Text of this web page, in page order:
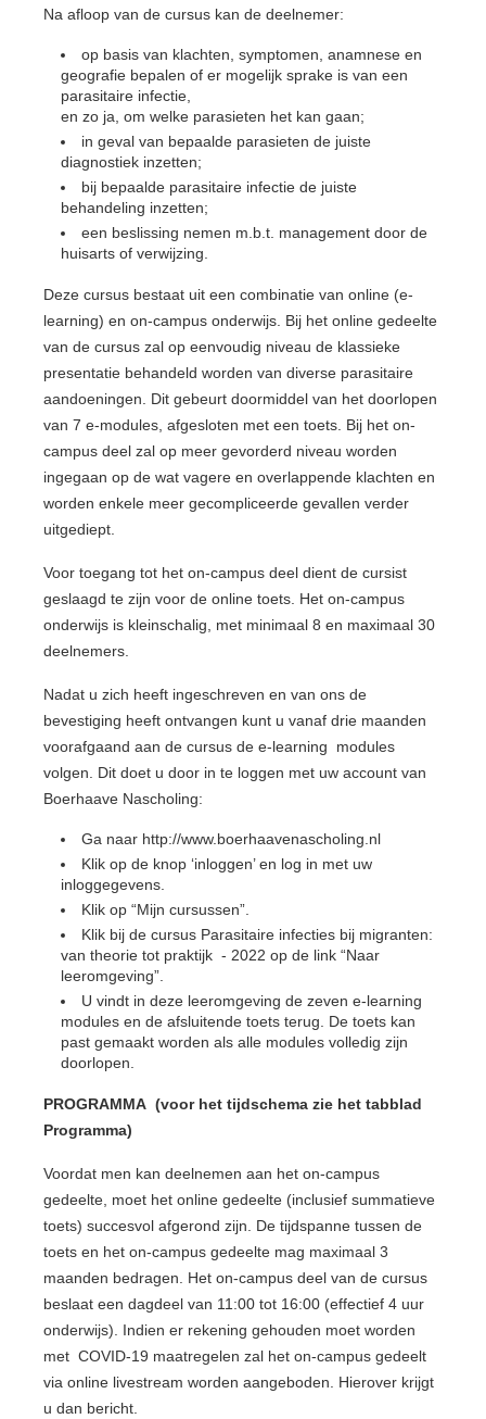
Na afloop van de cursus kan de deelnemer:
op basis van klachten, symptomen, anamnese en
geografie bepalen of er mogelijk sprake is van een
parasitaire infectie,
en zo ja, om welke parasieten het kan gaan;
in geval van bepaalde parasieten de juiste
diagnostiek inzetten;
bij bepaalde parasitaire infectie de juiste
behandeling inzetten;
een beslissing nemen m.b.t. management door de
huisarts of verwijzing.
Deze cursus bestaat uit een combinatie van online (e-
learning) en on-campus onderwijs. Bij het online gedeelte
van de cursus zal op eenvoudig niveau de klassieke
presentatie behandeld worden van diverse parasitaire
aandoeningen. Dit gebeurt doormiddel van het doorlopen
van 7 e-modules, afgesloten met een toets. Bij het on-
campus deel zal op meer gevorderd niveau worden
ingegaan op de wat vagere en overlappende klachten en
worden enkele meer gecompliceerde gevallen verder
uitgediept.
Voor toegang tot het on-campus deel dient de cursist
geslaagd te zijn voor de online toets. Het on-campus
onderwijs is kleinschalig, met minimaal 8 en maximaal 30
deelnemers.
Nadat u zich heeft ingeschreven en van ons de
bevestiging heeft ontvangen kunt u vanaf drie maanden
voorafgaand aan de cursus de e-learning modules
volgen. Dit doet u door in te loggen met uw account van
Boerhaave Nascholing:
Ga naar http://www.boerhaavenascholing.nl
Klik op de knop ‘inloggen’ en log in met uw
inloggegevens.
Klik op “Mijn cursussen”.
Klik bij de cursus Parasitaire infecties bij migranten:
van theorie tot praktijk - 2022 op de link “Naar
leeromgeving”.
U vindt in deze leeromgeving de zeven e-learning
modules en de afsluitende toets terug. De toets kan
past gemaakt worden als alle modules volledig zijn
doorlopen.
PROGRAMMA (voor het tijdschema zie het tabblad
Programma)
Voordat men kan deelnemen aan het on-campus
gedeelte, moet het online gedeelte (inclusief summatieve
toets) succesvol afgerond zijn. De tijdspanne tussen de
toets en het on-campus gedeelte mag maximaal 3
maanden bedragen. Het on-campus deel van de cursus
beslaat een dagdeel van 11:00 tot 16:00 (effectief 4 uur
onderwijs). Indien er rekening gehouden moet worden
met COVID-19 maatregelen zal het on-campus gedeelt
via online livestream worden aangeboden. Hierover krijgt
u dan bericht.